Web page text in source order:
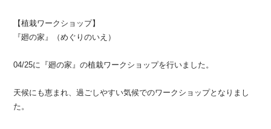
【植栽ワークショップ】
『廻の家』（めぐりのいえ）
04/25に『廻の家』の植栽ワークショップを行いました。
天候にも恵まれ、過ごしやすい気候でのワークショップとなりまし
た。